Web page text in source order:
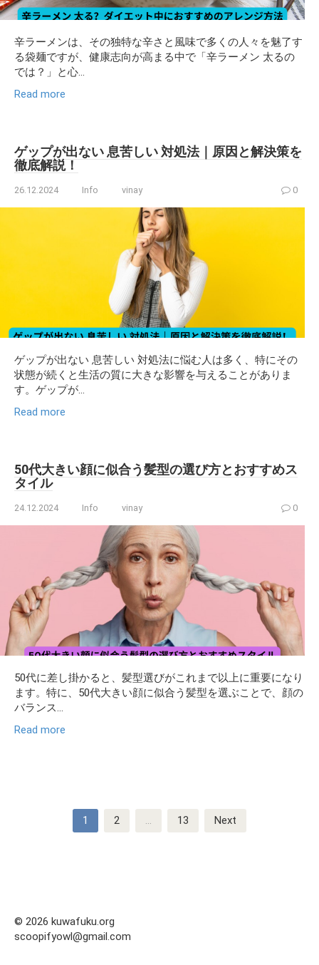
辛ラーメンは、その独特な辛さと風味で多くの人々を魅了す
る袋麺ですが、健康志向が高まる中で「辛ラーメン 太るの
では？」と心...
Read more
ゲップが出ない 息苦しい 対処法｜原因と解決策を
徹底解説！
26.12.2024 Info vinay 0
ゲップが出ない 息苦しい 対処法に悩む人は多く、特にその
状態が続くと生活の質に大きな影響を与えることがありま
す。ゲップが...
Read more
50代大きい顔に似合う髪型の選び方とおすすめス
タイル
24.12.2024 Info vinay 0
50代に差し掛かると、髪型選びがこれまで以上に重要になり
ます。特に、50代大きい顔に似合う髪型を選ぶことで、顔の
バランス...
Read more
1 2 … 13 Next
© 2026 kuwafuku.org
scoopifyowl@gmail.com